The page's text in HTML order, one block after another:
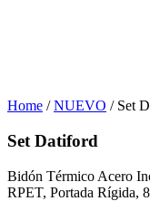
Home /NUEVO / Set
Set Datiford
Bidón Térmico Acero
RPET, Portada Rígida,